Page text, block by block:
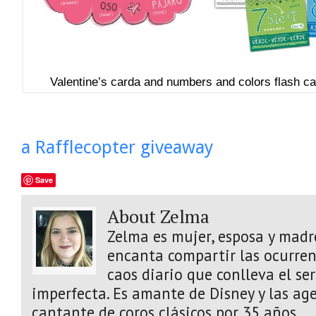
Valentine’s carda and numbers and colors flash
a Rafflecopter giveaway
Save
About Zelma
Zelma es mujer, esposa y
encanta compartir las
caos diario que conlleva el
imperfecta. Es amante de Disney y las